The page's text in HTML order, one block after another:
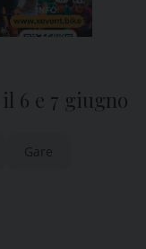
6 e 7 giugno
Gare